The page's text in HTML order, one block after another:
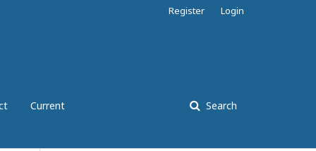
Current Search
Register Login